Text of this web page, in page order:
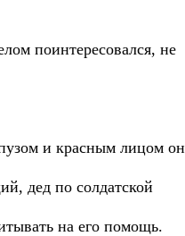
поинтересовался, не
и красным лицом он
дед по солдатской
на его помощь.